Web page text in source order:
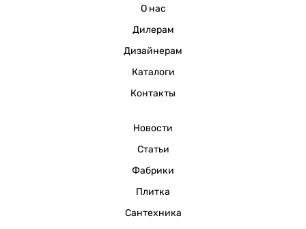
О нас
Дилерам
Дизайнерам
Каталоги
Контакты
Новости
Статьи
Фабрики
Плитка
Сантехника